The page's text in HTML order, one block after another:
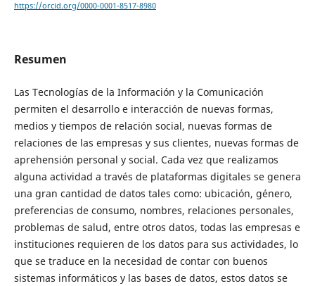
https://orcid.org/0000-0001-8517-8980
Resumen
Las Tecnologías de la Información y la Comunicación
permiten el desarrollo e interacción de nuevas formas,
medios y tiempos de relación social, nuevas formas de
relaciones de las empresas y sus clientes, nuevas formas de
aprehensión personal y social. Cada vez que realizamos
alguna actividad a través de plataformas digitales se genera
una gran cantidad de datos tales como: ubicación, género,
preferencias de consumo, nombres, relaciones personales,
problemas de salud, entre otros datos, todas las empresas e
instituciones requieren de los datos para sus actividades, lo
que se traduce en la necesidad de contar con buenos
sistemas informáticos y las bases de datos, estos datos se